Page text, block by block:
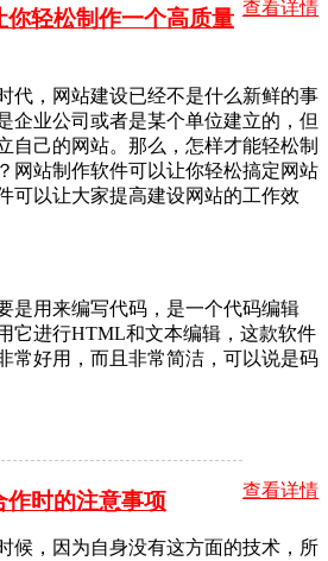
查看详情
你轻松制作一个高质量
代，网站建设已经不是什么新鲜的事
企业公司或者是某个单位建立的，但
自己的网站。那么，怎样才能轻松制
网站制作软件可以让你轻松搞定网站
可以让大家提高建设网站的工作效
是用来编写代码，是一个代码编辑
它进行HTML和文本编辑，这款软件
常好用，而且非常简洁，可以说是码
查看详情
作时的注意事项
候，因为自身没有这方面的技术，所